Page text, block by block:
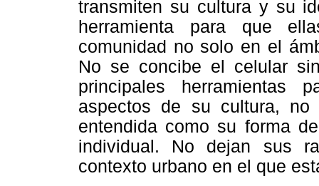
transmiten su cultura y su
herramienta para que
comunidad no solo en el
No se concibe el celular
principales herramientas
aspectos de su cultura,
entendida como su forma
individual. No dejan sus
contexto urbano en el que